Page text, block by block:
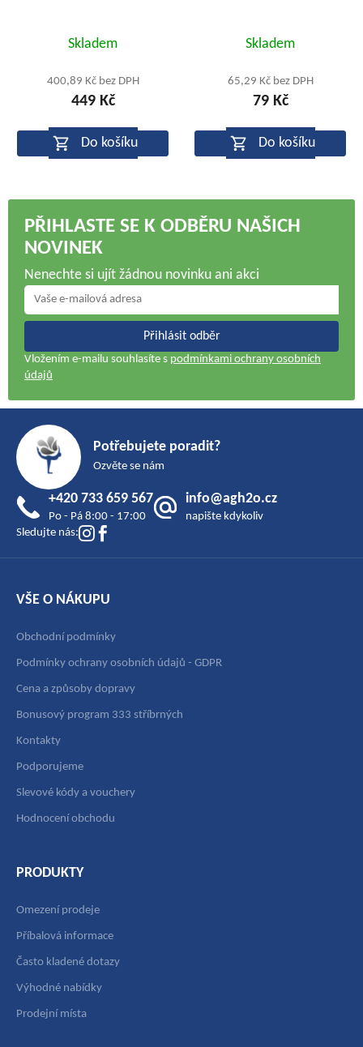
produktu
je
5,0
z
hvězdiček.
Skladem
400,89 Kč bez DPH
449 Kč
Do košíku
Skladem
65,29 Kč bez DPH
79 Kč
Do košíku
PŘIHLASTE SE K ODBĚRU NAŠICH
NOVINEK
Nenechte si ujít žádnou novinku ani akci
Přihlásit odběr
Vložením e-mailu souhlasíte s podmínkami ochrany osobních
údajů
Potřebujete poradit?
Ozvěte se nám
+420 733 659 567
Po - Pá 8:00 - 17:00
info@agh2o.cz
napište kdykoliv
Sledujte nás:
VŠE O NÁKUPU
Obchodní podmínky
Podmínky ochrany osobních údajů - GDPR
Cena a způsoby dopravy
Bonusový program 333 stříbrných
Kontakty
Podporujeme
Slevové kódy a vouchery
Hodnocení obchodu
PRODUKTY
Omezení prodeje
Příbalová informace
Často kladené dotazy
Výhodné nabídky
Prodejní místa